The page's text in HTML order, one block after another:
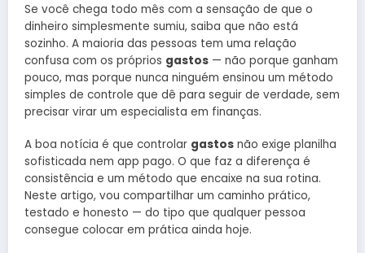
Se você chega todo mês com a sensação de que o
dinheiro simplesmente sumiu, saiba que não está
sozinho. A maioria das pessoas tem uma relação
confusa com os próprios gastos — não porque ganham
pouco, mas porque nunca ninguém ensinou um método
simples de controle que dê para seguir de verdade, sem
precisar virar um especialista em finanças.
A boa notícia é que controlar gastos não exige planilha
sofisticada nem app pago. O que faz a diferença é
consistência e um método que encaixe na sua rotina.
Neste artigo, vou compartilhar um caminho prático,
testado e honesto — do tipo que qualquer pessoa
consegue colocar em prática ainda hoje.